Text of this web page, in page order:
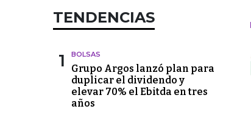
TENDENCIAS
1 BOLSAS
Grupo Argos lanzó plan para
duplicar el dividendo y
elevar 70% el Ebitda en tres
años